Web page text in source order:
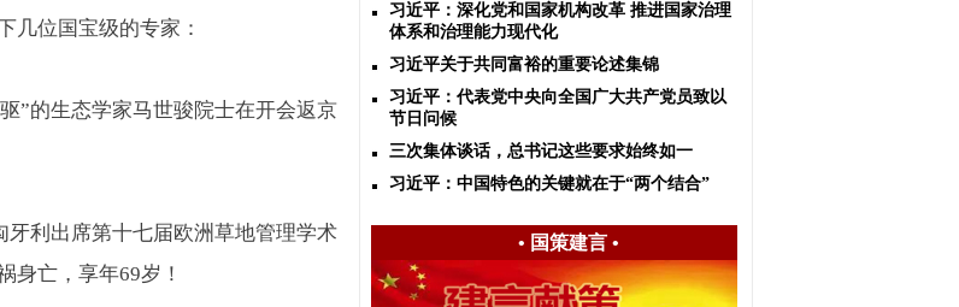
几位国宝级的专家：
”的生态学家马世骏院士在开会返京
利出席第十七届欧洲草地管理学术
身亡，享年69岁！
习近平：深化党和国家机构改革 推进国家治理
体系和治理能力现代化
习近平关于共同富裕的重要论述集锦
习近平：代表党中央向全国广大共产党员致以
节日问候
三次集体谈话，总书记这些要求始终如一
习近平：中国特色的关键就在于“两个结合”
• 国策建言•